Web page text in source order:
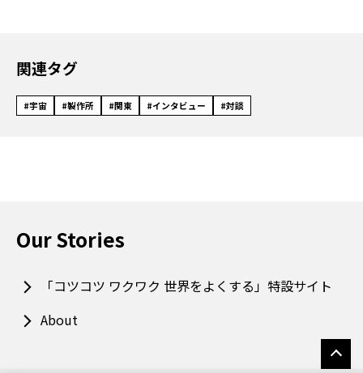
関連タグ
#宇宙 #製作所 #関東 #インタビュー #対談
Our Stories
「コツコツ ワクワク 世界をよくする」特設サイト
About